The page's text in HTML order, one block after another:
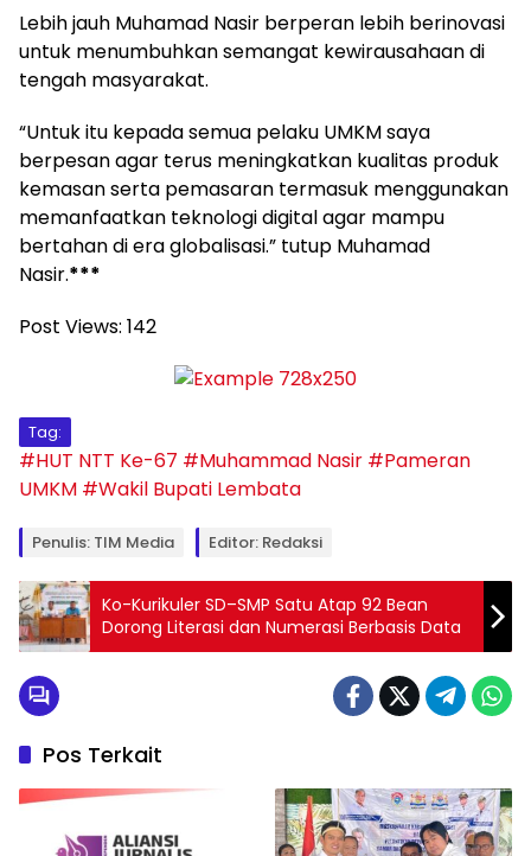
Lebih jauh Muhamad Nasir berperan lebih berinovasi
untuk menumbuhkan semangat kewirausahaan di
tengah masyarakat.
“Untuk itu kepada semua pelaku UMKM saya
berpesan agar terus meningkatkan kualitas produk
kemasan serta pemasaran termasuk menggunakan
memanfaatkan teknologi digital agar mampu
bertahan di era globalisasi.” tutup Muhamad
Nasir.***
Post Views: 142
Tag:
#HUT NTT Ke-67 #Muhammad Nasir #Pameran
UMKM #Wakil Bupati Lembata
Penulis: TIM Media Editor: Redaksi
Ko-Kurikuler SD–SMP Satu Atap 92 Bean
Dorong Literasi dan Numerasi Berbasis Data
Pos Terkait